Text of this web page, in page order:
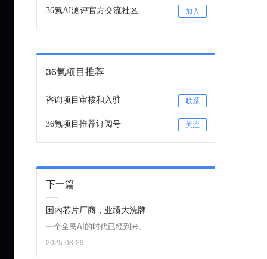
36氪AI测评官方交流社区 加入
36氪项目推荐
咨询项目审核和入驻 联系
36氪项目推荐订阅号 关注
下一篇
国内芯片厂商，业绩大洗牌
一个全民AI的时代已经到来。
2025-08-29